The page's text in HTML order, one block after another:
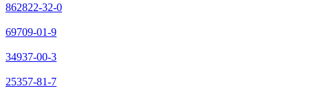
862822-32-0
69709-01-9
34937-00-3
25357-81-7